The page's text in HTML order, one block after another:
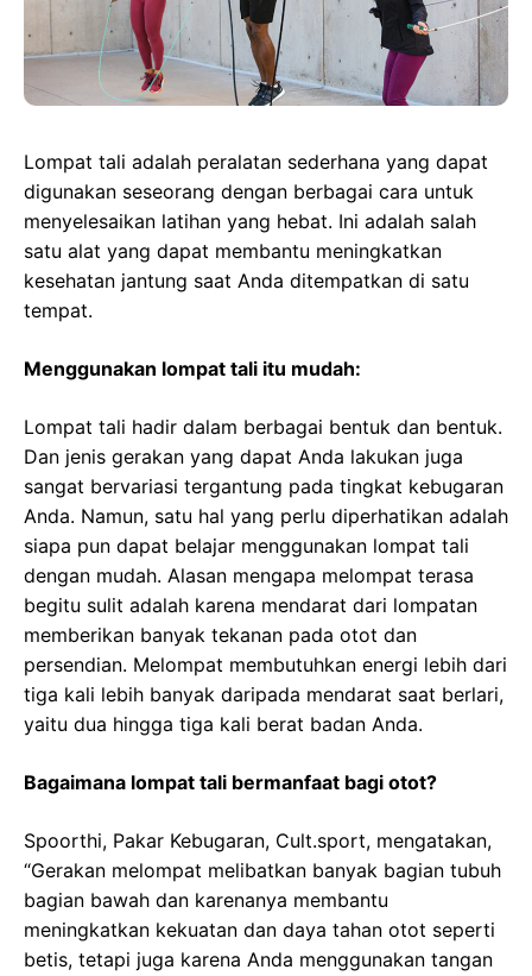
Lompat tali adalah peralatan sederhana yang dapat
digunakan seseorang dengan berbagai cara untuk
menyelesaikan latihan yang hebat. Ini adalah salah
satu alat yang dapat membantu meningkatkan
kesehatan jantung saat Anda ditempatkan di satu
tempat.
Menggunakan lompat tali itu mudah:
Lompat tali hadir dalam berbagai bentuk dan bentuk.
Dan jenis gerakan yang dapat Anda lakukan juga
sangat bervariasi tergantung pada tingkat kebugaran
Anda. Namun, satu hal yang perlu diperhatikan adalah
siapa pun dapat belajar menggunakan lompat tali
dengan mudah. Alasan mengapa melompat terasa
begitu sulit adalah karena mendarat dari lompatan
memberikan banyak tekanan pada otot dan
persendian. Melompat membutuhkan energi lebih dari
tiga kali lebih banyak daripada mendarat saat berlari,
yaitu dua hingga tiga kali berat badan Anda.
Bagaimana lompat tali bermanfaat bagi otot?
Spoorthi, Pakar Kebugaran, Cult.sport, mengatakan,
“Gerakan melompat melibatkan banyak bagian tubuh
bagian bawah dan karenanya membantu
meningkatkan kekuatan dan daya tahan otot seperti
betis, tetapi juga karena Anda menggunakan tangan